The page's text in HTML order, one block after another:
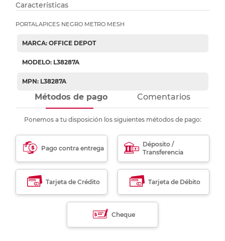
Características
PORTALAPICES NEGRO METRO MESH
MARCA: OFFICE DEPOT
MODELO: L38287A
MPN: L38287A
Métodos de pago Comentarios
Ponemos a tu disposición los siguientes métodos de pago:
Pago contra entrega
Déposito /
Transferencia
Tarjeta de Crédito Tarjeta de Débito
Cheque